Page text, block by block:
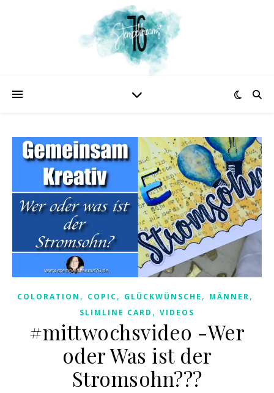
COLORATION , COPIC, GLÜCKWÜNSCHE , MÄNNER,
SLIMLINE CARD , VIDEOS
#mittwochsvideo -Wer
oder Was ist der
Stromsohn???